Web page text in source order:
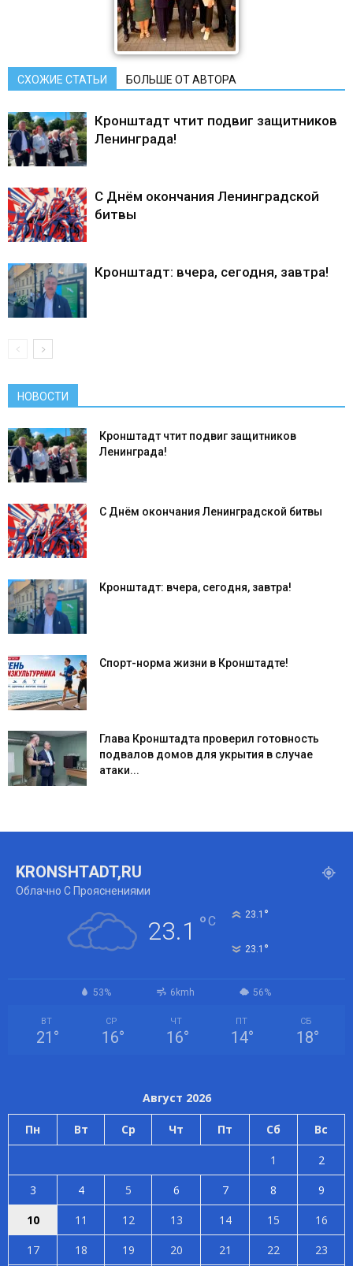
СХОЖИЕ СТАТЬИ БОЛЬШЕ ОТ АВТОРА
Кронштадт чтит подвиг защитников
Ленинграда!
С Днём окончания Ленинградской
битвы
Кронштадт: вчера, сегодня, завтра!
НОВОСТИ
Кронштадт чтит подвиг защитников
Ленинграда!
С Днём окончания Ленинградской битвы
Кронштадт: вчера, сегодня, завтра!
Спорт-норма жизни в Кронштадте!
Глава Кронштадта проверил готовность
подвалов домов для укрытия в случае
атаки...
KRONSHTADT,RU
Облачно С Прояснениями
23.1 °C 23.1 °
23.1 °
53% 6kmh 56%
ВТ
21 °
СР
16°
ЧТ
16°
ПТ
14°
СБ
18°
Август 2026
Пн Вт Ср Чт Пт Сб Вс
1
2
3
4 5 6 7 8
9
10
11 12 13 14 15
16
17
18 19 20 21 22 23